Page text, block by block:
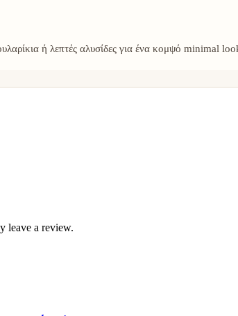
ή λεπτές αλυσίδες για ένα κομψό minimal
leave a review.